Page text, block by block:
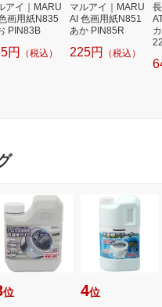
アイ｜MARU
画用紙N835
PIN83B
円 （税込）
マルアイ｜MARU
AI 色画用紙N851
あか PIN85R
225円 （税込）
位 4位